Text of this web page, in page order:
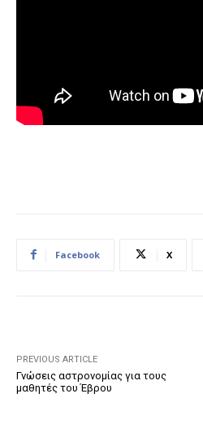
Facebook X
PREVIOUS ARTICLE
Γνώσεις αστρονομίας για τους
μαθητές του Έβρου